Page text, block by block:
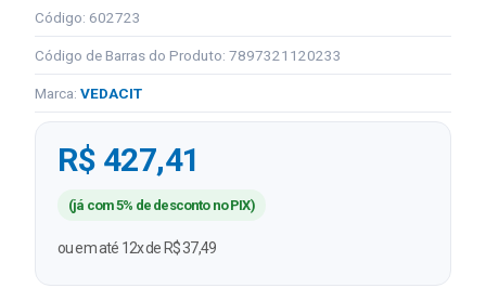
Código: 602723
Código de Barras do Produto: 7897321120233
Marca: VEDACIT
R$ 427,41
(já com 5% de desconto no PIX)
ou em até 12x de R$ 37,49